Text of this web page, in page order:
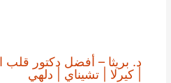
د. بريثا – أفضل دكتور قلب
| كيرلا | تشيناي | دلهي